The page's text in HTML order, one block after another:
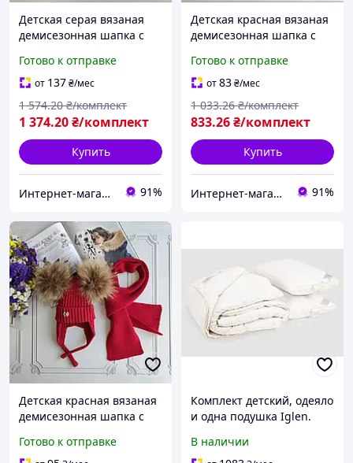
Детская серая вязаная
демисезонная шапка c
шарфом, натуральные
бубоны ALL822 Детская
Готово к отправке
от 137₴/мес
1 374.20₴/комплект
1 574.20 ₴/комплект
Купить
Интернет-магазин Allegoriya 91%
Детская красная вязаная
демисезонная шапка c
шарфом, натуральный
бубон ALL1459 Детская
Готово к отправке
от83₴/мес
833.26₴/комплект
1 033.26 ₴/комплект
Купить
Интернет-магазин Allegoriya 91%
Детская красная вязаная
демисезонная шапка c
шарфом, натуральные
Готово к отправке
Комплект детский, одеяло
и одна подушка Iglen.
(серый пух)
В наличии